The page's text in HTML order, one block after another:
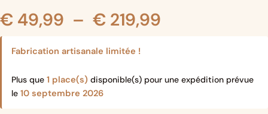
€ 49,99 – € 219,99
prix :
Fabrication artisanale limitée !
Plus que 1 place(s) disponible(s) pour une expédition prévue
le 10 septembre 2026